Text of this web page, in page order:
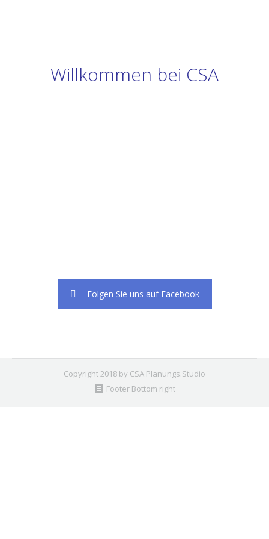
Willkommen bei CSA
Folgen Sie uns auf Facebook
Copyright 2018 by CSA Planungs.Studio
Footer Bottom right